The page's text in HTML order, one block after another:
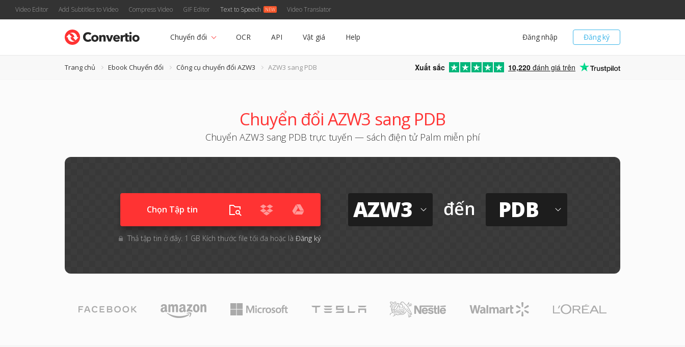
Video Editor Add Subtitles to Video Compress Video GIF Editor Text to Speech Video Translator
Đăng ký
Đăng nhập
Chuyển đổi OCR API Vật giá Help
Trang chủ Ebook Chuyển đổi Công cụ chuyển đổi AZW3 AZW3 sang PDB Xuất sắc 10,220 đánh giá trên
Chuyển đổi AZW3 sang PDB
Chuyển AZW3 sang PDB trực tuyến — sách điện tử Palm miễn phí
Chọn Tập tin
Thả tập tin ở đây. 1 GB Kích thước file tối đa hoặc là Đăng ký
AZW3 đến PDB